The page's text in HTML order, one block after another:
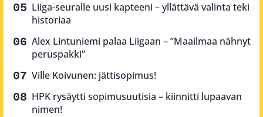
Liiga-seuralle uusi kapteeni – yllättävä valinta teki
historiaa
Alex Lintuniemi palaa Liigaan – ”Maailmaa nähnyt
peruspakki”
Ville Koivunen: jättisopimus!
HPK rysäytti sopimusuutisia – kiinnitti lupaavan
nimen!